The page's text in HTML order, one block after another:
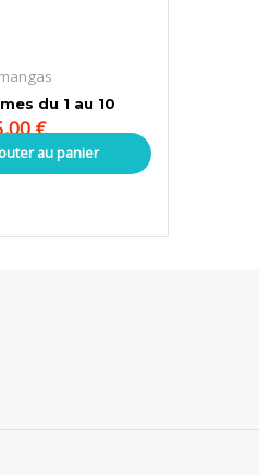
du 1 au 10
€
au panier